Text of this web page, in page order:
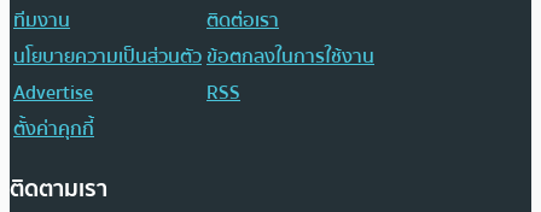
ทีมงาน
ติดต่อเรา
นโยบายความเป็นส่วนตัวข้อตกลงในการใช้งาน
Advertise
RSS
ตั้งค่าคุกกี้
ติดตามเรา